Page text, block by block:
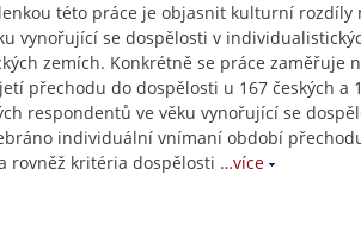
této práce je objasnit kulturní rozdíly
vynořující se dospělosti v
zemích. Konkrétně se práce zaměřuje
přechodu do dospělosti u 167 českých a
respondentů ve věku vynořující se
individuální vnímaní období
rovněž kritéria dospělosti …více